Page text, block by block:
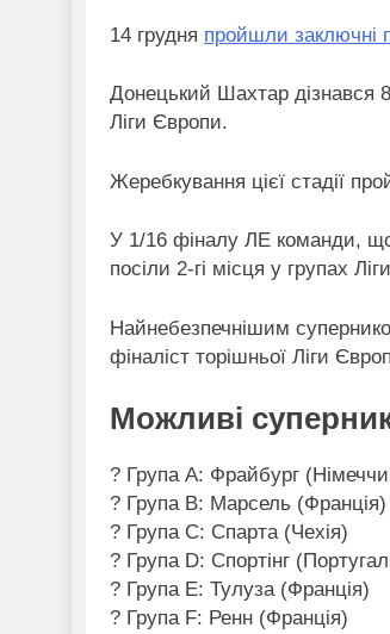
14 грудня пройшли заключні
Донецький Шахтар дізнався
Ліги Європи.
Жеребкування цієї стадії
У 1/16 фіналу ЛЕ команди,
посіли 2-гі місця у групах
Найнебезпечнішим
фіналіст торішньої Ліги
Можливі
? Група A: Фрайбург
? Група B: Марсель (Франція)
? Група C: Спарта (Чехія)
? Група D: Спортінг
? Група E: Тулуза (Франція)
? Група F: Ренн (Франція)